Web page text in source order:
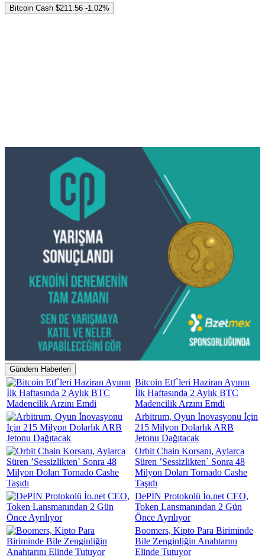
Bitcoin Cash $211.56 -1.02%
Gündem Haberleri
Bitcoin Etf`leri Haziran Ayının
İlk Haftasında 2 Aylık BTC
Madencilik Arzını Emdi
Arbitrum, Oyun İnovasyonu İçin
215 Milyon Dolarlık ARB
Jetonu Dağıtacak
Orbit Chain Korsanı, Aylarca
Süren ’Sessizlikten` Sonra 48
Milyon Doları Tornado Cashe
Taşıdı
DePİN Protokolü İo.net CEO,
Token Lansmanından 2 Gün
Önce Ayrılıyor
Boomers, Kipto Para Biriminde
Bile Zenginliğin Anahtarını
Elinde Tutuyor